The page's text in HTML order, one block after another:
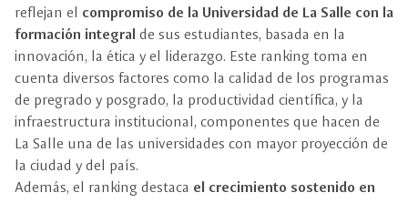
reflejan el compromiso de la Universidad de La Salle con la
formación integral de sus estudiantes, basada en la
innovación, la ética y el liderazgo. Este ranking toma en
cuenta diversos factores como la calidad de los programas
de pregrado y posgrado, la productividad científica, y la
infraestructura institucional, componentes que hacen de
La Salle una de las universidades con mayor proyección de
la ciudad y del país.
Además, el ranking destaca el crecimiento sostenido en